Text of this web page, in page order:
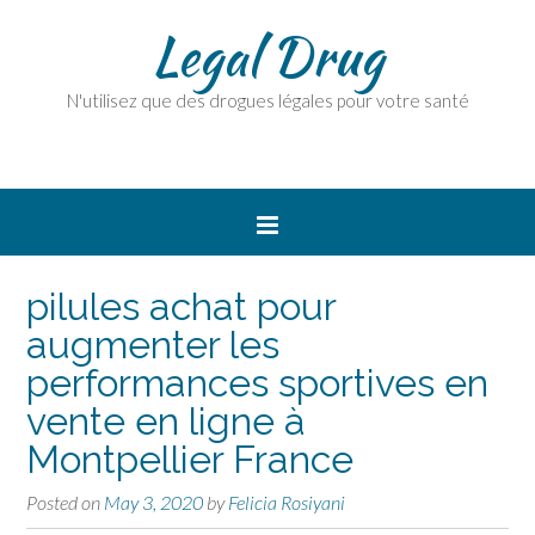
Legal Drug
N'utilisez que des drogues légales pour votre santé
pilules achat pour
augmenter les
performances sportives en
vente en ligne à
Montpellier France
Posted on May 3, 2020 byFelicia Rosiyani